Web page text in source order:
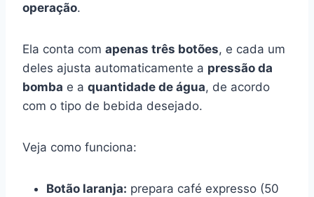
operação.
Ela conta com apenas três botões, e cada um
deles ajusta automaticamente a pressão da
bomba e a quantidade de água, de acordo
com o tipo de bebida desejado.
Veja como funciona:
Botão laranja: prepara café expresso (50